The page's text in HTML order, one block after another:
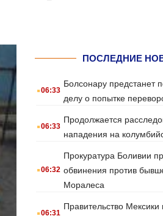
ПОСЛЕДНИЕ
.06:33
Болсонару предстанет
делу о попытке
.06:33
Продолжается
нападения на
.06:32
Прокуратура Боливии
обвинения против
Моралеса
.06:31
Правительство Мексики